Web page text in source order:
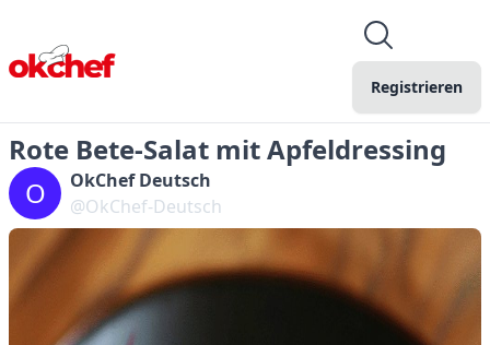
Registrieren
Rote Bete-Salat mit Apfeldressing
O
OkChef Deutsch
@OkChef-Deutsch